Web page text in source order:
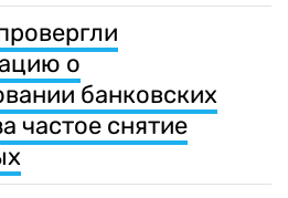
о
банковских
частое снятие